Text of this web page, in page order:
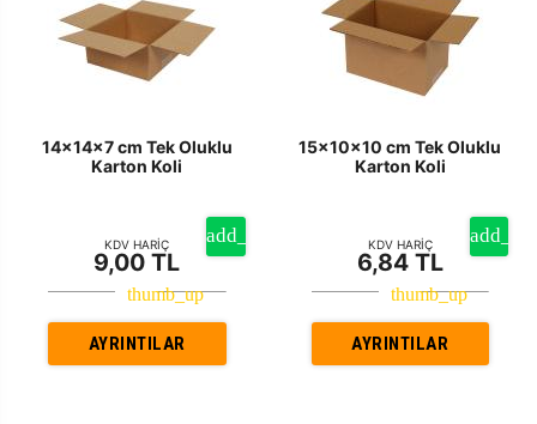
14x14x7 cm Tek Oluklu
Karton Koli
KDV HARİÇ
9,00 TL
AYRINTILAR
15x10x10 cm Tek Oluklu
Karton Koli
KDV HARİÇ
6,84 TL
AYRINTILAR